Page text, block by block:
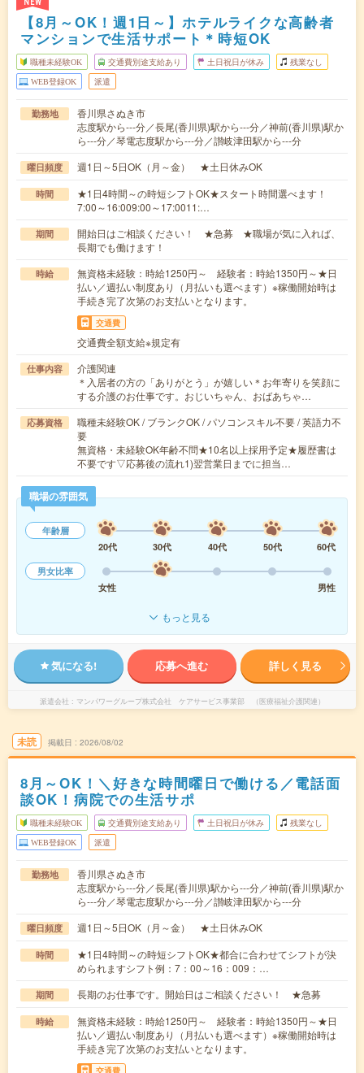
NEW
【8月～OK！週1日～】ホテルライクな高齢者
マンションで生活サポート＊時短OK
職種未経験OK 交通費別途支給あり 土日祝日が休み 残業なし
WEB登録OK 派遣
勤務地
香川県さぬき市
志度駅から---分／長尾(香川県)駅から---分／神前(香川県)駅か
ら---分／琴電志度駅から---分／讃岐津田駅から---分
曜日頻度 週1日～5日OK（月～金） ★土日休みOK
時間
★1日4時間～の時短シフトOK★スタート時間選べます！
7:00～16:009:00～17:0011:…
期間
開始日はご相談ください！ ★急募 ★職場が気に入れば、
長期でも働けます！
時給
無資格未経験：時給1250円～ 経験者：時給1350円～★日
払い／週払い制度あり（月払いも選べます）※稼働開始時は
手続き完了次第のお支払いとなります。
交通費
交通費全額支給※規定有
仕事内容
介護関連
＊入居者の方の「ありがとう」が嬉しい＊お年寄りを笑顔に
する介護のお仕事です。おじいちゃん、おばあちゃ…
応募資格
職種未経験OK / ブランクOK / パソコンスキル不要 / 英語力不
要
無資格・未経験OK年齢不問★10名以上採用予定★履歴書は
不要です▽応募後の流れ1)翌営業日までに担当…
職場の雰囲気
年齢層
20代
30代 40代 50代
60代
男女比率
女性
男性
もっと見る
気になる! 応募へ進む 詳しく見る
派遣会社 マンパワーグループ株式会社 ケアサービス事業部 （医療福祉介護関連）
未読 掲載日 2026/08/02
8月～OK！＼好きな時間曜日で働ける／電話面
談OK！病院での生活サポ
職種未経験OK 交通費別途支給あり 土日祝日が休み 残業なし
WEB登録OK 派遣
勤務地
香川県さぬき市
志度駅から---分／長尾(香川県)駅から---分／神前(香川県)駅か
ら---分／琴電志度駅から---分／讃岐津田駅から---分
曜日頻度 週1日～5日OK（月～金） ★土日休みOK
時間
★1日4時間～の時短シフトOK★都合に合わせてシフトが決
められますシフト例：7：00～16：009：…
期間 長期のお仕事です。開始日はご相談ください！ ★急募
時給
無資格未経験：時給1250円～ 経験者：時給1350円～★日
払い／週払い制度あり（月払いも選べます）※稼働開始時は
手続き完了次第のお支払いとなります。
交通費